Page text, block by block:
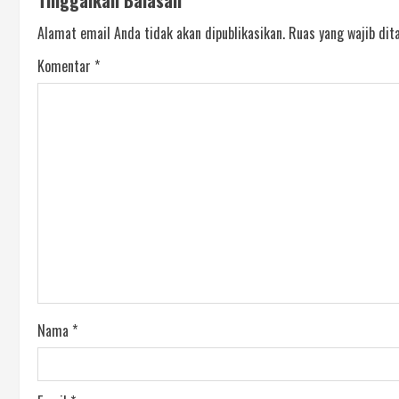
Alamat email Anda tidak akan dipublikasikan. Ruas yang wajib
Komentar *
Nama *